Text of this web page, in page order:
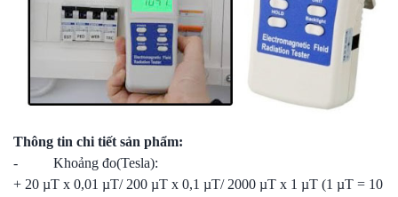
Thông tin chi tiết sản phẩm:
- Khoảng đo(Tesla):
+ 20 µT x 0,01 µT/ 200 µT x 0,1 µT/ 2000 µT x 1 µT (1 µT = 10